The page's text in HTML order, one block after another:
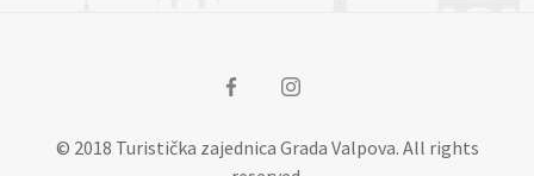
© 2018 Turistička zajednica Grada Valpova. All rights